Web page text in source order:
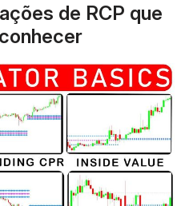
de RCP que